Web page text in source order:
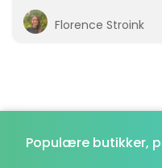
Florence Stroink
Populære butikker,